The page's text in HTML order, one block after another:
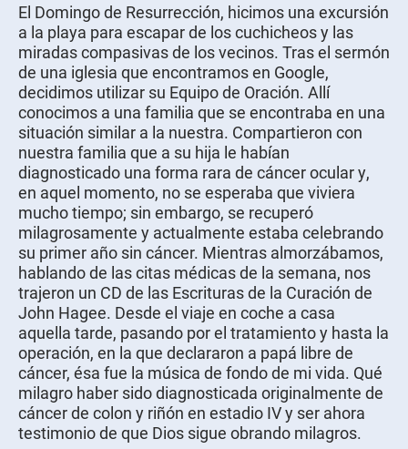
El Domingo de Resurrección, hicimos una excursión
a la playa para escapar de los cuchicheos y las
miradas compasivas de los vecinos. Tras el sermón
de una iglesia que encontramos en Google,
decidimos utilizar su Equipo de Oración. Allí
conocimos a una familia que se encontraba en una
situación similar a la nuestra. Compartieron con
nuestra familia que a su hija le habían
diagnosticado una forma rara de cáncer ocular y,
en aquel momento, no se esperaba que viviera
mucho tiempo; sin embargo, se recuperó
milagrosamente y actualmente estaba celebrando
su primer año sin cáncer. Mientras almorzábamos,
hablando de las citas médicas de la semana, nos
trajeron un CD de las Escrituras de la Curación de
John Hagee. Desde el viaje en coche a casa
aquella tarde, pasando por el tratamiento y hasta la
operación, en la que declararon a papá libre de
cáncer, ésa fue la música de fondo de mi vida. Qué
milagro haber sido diagnosticada originalmente de
cáncer de colon y riñón en estadio IV y ser ahora
testimonio de que Dios sigue obrando milagros.